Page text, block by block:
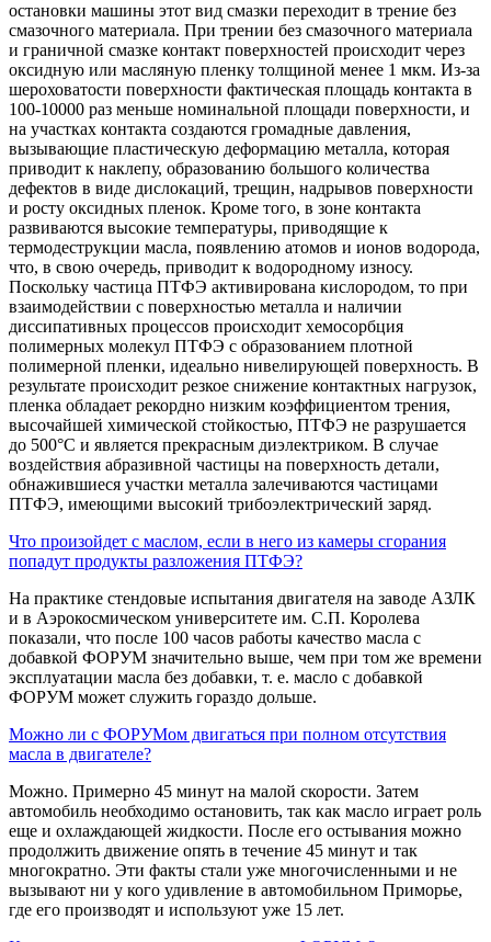
остановки машины этот вид смазки переходит в трение без
смазочного материала. При трении без смазочного материала
и граничной смазке контакт поверхностей происходит через
оксидную или масляную пленку толщиной менее 1 мкм. Из-за
шероховатости поверхности фактическая площадь контакта в
100-10000 раз меньше номинальной площади поверхности, и
на участках контакта создаются громадные давления,
вызывающие пластическую деформацию металла, которая
приводит к наклепу, образованию большого количества
дефектов в виде дислокаций, трещин, надрывов поверхности
и росту оксидных пленок. Кроме того, в зоне контакта
развиваются высокие температуры, приводящие к
термодеструкции масла, появлению атомов и ионов водорода,
что, в свою очередь, приводит к водородному износу.
Поскольку частица ПТФЭ активирована кислородом, то при
взаимодействии с поверхностью металла и наличии
диссипативных процессов происходит хемосорбция
полимерных молекул ПТФЭ с образованием плотной
полимерной пленки, идеально нивелирующей поверхность. В
результате происходит резкое снижение контактных нагрузок,
пленка обладает рекордно низким коэффициентом трения,
высочайшей химической стойкостью, ПТФЭ не разрушается
до 500°С и является прекрасным диэлектриком. В случае
воздействия абразивной частицы на поверхность детали,
обнажившиеся участки металла залечиваются частицами
ПТФЭ, имеющими высокий трибоэлектрический заряд.
Что произойдет с маслом, если в него из камеры сгорания
попадут продукты разложения ПТФЭ?
На практике стендовые испытания двигателя на заводе АЗЛК
и в Аэрокосмическом университете им. С.П. Королева
показали, что после 100 часов работы качество масла с
добавкой ФОРУМ значительно выше, чем при том же времени
эксплуатации масла без добавки, т. е. масло с добавкой
ФОРУМ может служить гораздо дольше.
Можно ли с ФОРУМом двигаться при полном отсутствия
масла в двигателе?
Можно. Примерно 45 минут на малой скорости. Затем
автомобиль необходимо остановить, так как масло играет роль
еще и охлаждающей жидкости. После его остывания можно
продолжить движение опять в течение 45 минут и так
многократно. Эти факты стали уже многочисленными и не
вызывают ни у кого удивление в автомобильном Приморье,
где его производят и используют уже 15 лет.